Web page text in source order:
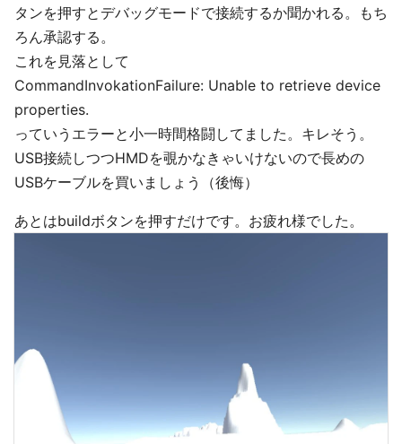
タンを押すとデバッグモードで接続するか聞かれる。もち
ろん承認する。
これを見落として
CommandInvokationFailure: Unable to retrieve device
properties.
っていうエラーと小一時間格闘してました。キレそう。
USB接続しつつHMDを覗かなきゃいけないので長めの
USBケーブルを買いましょう（後悔）
あとはbuildボタンを押すだけです。お疲れ様でした。